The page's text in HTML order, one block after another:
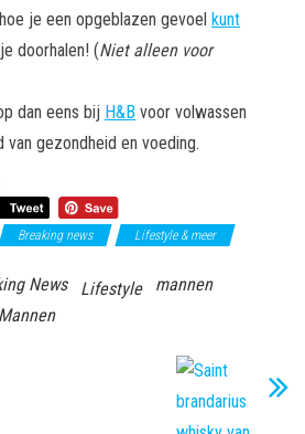
je een opgeblazen gevoel kunt
doorhalen! (Niet alleen voor
dan eens bij H&B voor volwassen
gezondheid en voeding.
Breaking news Lifestyle & meer
News Lifestyle
mannen